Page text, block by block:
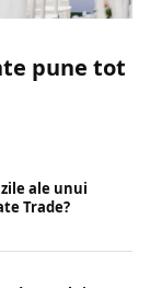
pune tot
ale unui
Trade?